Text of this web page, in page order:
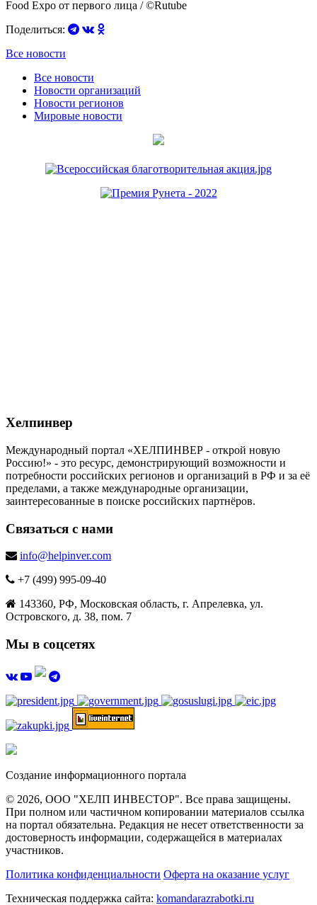
Food Expo от первого лица / ©Rutube
Поделиться:
Все новости
Все новости
Новости организаций
Новости регионов
Мировые новости
Хелпинвер
Международный портал «ХЕЛПИНВЕР - открой новую
Россию!» - это ресурс, демонстрирующий возможности и
потребности российских регионов и организаций в РФ и за её
пределами, а также международные организации,
заинтересованные в поиске российских партнёров.
Связаться с нами
info@helpinver.com
+7 (499) 995-09-40
143360, РФ, Московская область, г. Апрелевка, ул.
Островского, д. 38, пом. 7
Мы в соцсетях
Создание информационного портала
© 2026, ООО "ХЕЛП ИНВЕСТОР". Все права защищены.
При полном или частичном копировании материалов ссылка
на портал обязательна. Редакция не несет ответственности за
достоверность информации, содержащейся в материалах
участников.
Политика конфиденциальности Оферта на оказание услуг
Техническая поддержка сайта: komandarazrabotki.ru